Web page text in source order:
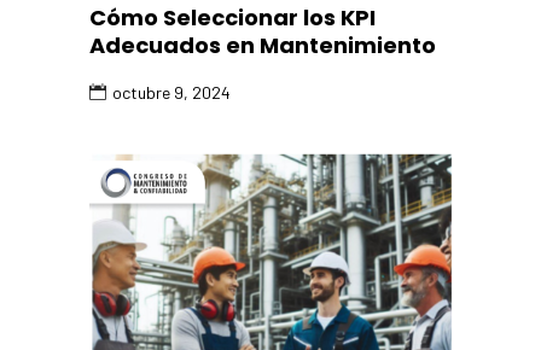
Cómo Seleccionar los KPI
Adecuados en Mantenimiento
octubre 9, 2024